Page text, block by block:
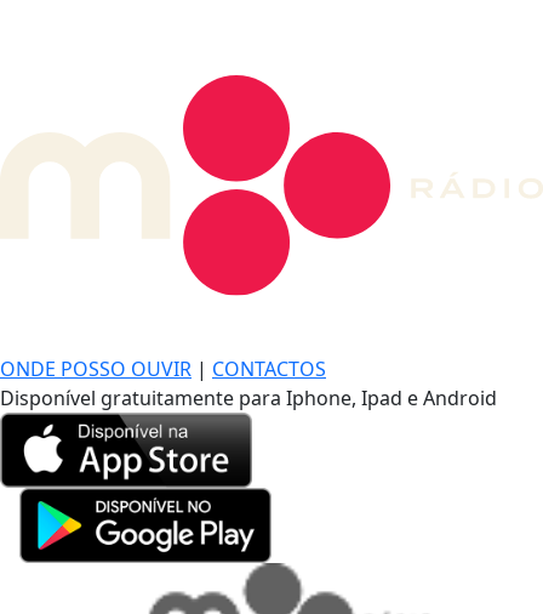
ONDE POSSO OUVIR | CONTACTOS
Disponível gratuitamente para Iphone, Ipad e Android